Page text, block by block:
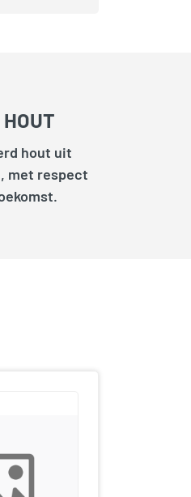
hout uit
met respect